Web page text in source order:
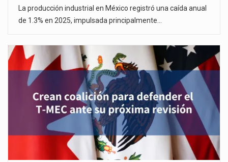
La producción industrial en México registró una caída anual
de 1.3% en 2025, impulsada principalmente…